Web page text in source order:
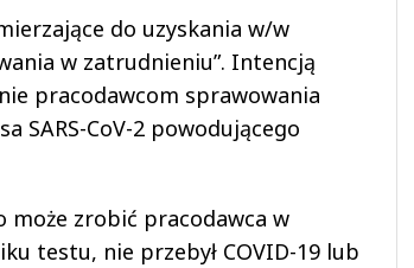
do uzyskania w/w
w zatrudnieniu”. Intencją
pracodawcom sprawowania
CoV-2 powodującego
może zrobić pracodawca w
testu, nie przebył COVID-19 lub